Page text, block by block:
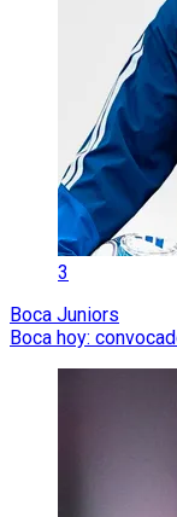
3
Boca Juniors
Boca hoy: